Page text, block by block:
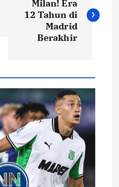
Milan! Era
12 Tahun di
Madrid
Berakhir